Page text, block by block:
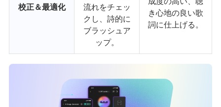
校正＆最適化
流れをチェッ
クし、詩的に
ブラッシュア
ップ。
き心地の良い歌
詞に仕上げる。